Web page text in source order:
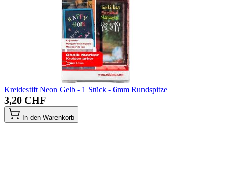
Kreidestift Neon Gelb - 1 Stück - 6mm Rundspitze
3,20 CHF
In den Warenkorb